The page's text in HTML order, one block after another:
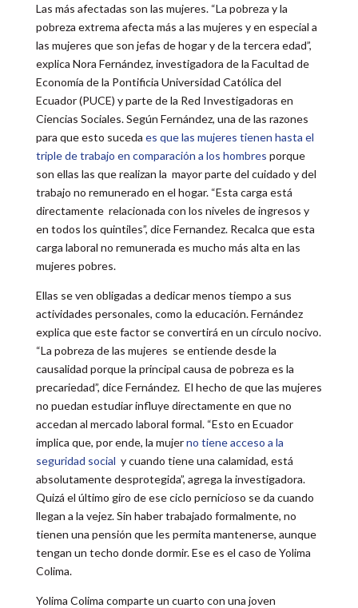
Las más afectadas son las mujeres. “La pobreza y la
pobreza extrema afecta más a las mujeres y en especial a
las mujeres que son jefas de hogar y de la tercera edad”,
explica Nora Fernández, investigadora de la Facultad de
Economía de la Pontificia Universidad Católica del
Ecuador (PUCE) y parte de la Red Investigadoras en
Ciencias Sociales. Según Fernández, una de las razones
para que esto suceda es que las mujeres tienen hasta el
triple de trabajo en comparación a los hombres porque
son ellas las que realizan la mayor parte del cuidado y del
trabajo no remunerado en el hogar. “Esta carga está
directamente relacionada con los niveles de ingresos y
en todos los quintiles”, dice Fernandez. Recalca que esta
carga laboral no remunerada es mucho más alta en las
mujeres pobres.
Ellas se ven obligadas a dedicar menos tiempo a sus
actividades personales, como la educación. Fernández
explica que este factor se convertirá en un círculo nocivo.
“La pobreza de las mujeres se entiende desde la
causalidad porque la principal causa de pobreza es la
precariedad”, dice Fernández. El hecho de que las mujeres
no puedan estudiar influye directamente en que no
accedan al mercado laboral formal. “Esto en Ecuador
implica que, por ende, la mujerno tiene acceso a la
seguridad social y cuando tiene una calamidad, está
absolutamente desprotegida”, agrega la investigadora.
Quizá el último giro de ese ciclo pernicioso se da cuando
llegan a la vejez. Sin haber trabajado formalmente, no
tienen una pensión que les permita mantenerse, aunque
tengan un techo donde dormir. Ese es el caso de Yolima
Colima.
Yolima Colima comparte un cuarto con una joven